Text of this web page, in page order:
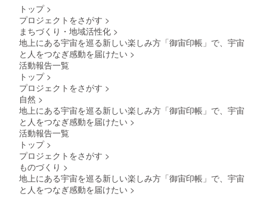
のご連
絡をお
蛇腹式
40か所
ルカ
バー付
させて
くださ
い。
し、
アーカ
e上に残
りま
ジナル
ステッ
） （人
工衛星
※蛇腹式
40か所
トップ >
プロジェクトをさがす >
まちづくり・地域活性化 >
地上にある宇宙を巡る新しい楽しみ方「御宙印帳」で、宇宙
と人をつなぎ感動を届けたい >
活動報告一覧
トップ >
プロジェクトをさがす >
自然 >
地上にある宇宙を巡る新しい楽しみ方「御宙印帳」で、宇宙
と人をつなぎ感動を届けたい >
活動報告一覧
トップ >
プロジェクトをさがす >
ものづくり >
地上にある宇宙を巡る新しい楽しみ方「御宙印帳」で、宇宙
と人をつなぎ感動を届けたい >